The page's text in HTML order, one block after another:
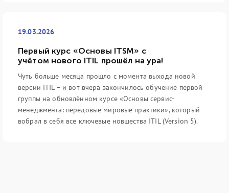
19.03.2026
Первый курс «Основы ITSM» с
учётом нового ITIL прошёл на ура!
Чуть больше месяца прошло с момента выхода новой
версии ITIL – и вот вчера закончилось обучение первой
группы на обновлённом курсе «Основы сервис-
менеджмента: передовые мировые практики», который
вобрал в себя все ключевые новшества ITIL (Version 5).